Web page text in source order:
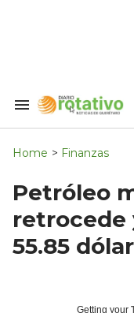
Search
Navigation
Home > Finanzas
Petróleo
retrocede
55.85
Getting your